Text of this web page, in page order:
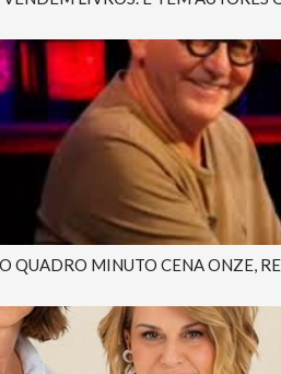
QUADRO MINUTO CENA ONZE,